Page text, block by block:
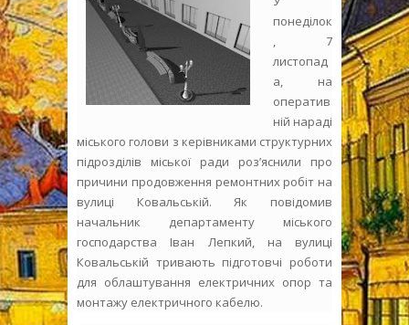
понеділок
, 7
листопад
а, на
оператив
ній нараді
міського голови з керівниками структурних
підрозділів міської ради роз’яснили про
причини продовження ремонтних робіт на
вулиці Ковальській. Як повідомив
начальник департаменту міського
господарства Іван Лепкий, на вулиці
Ковальській тривають підготовчі роботи
для облаштування електричних опор та
монтажу електричного кабелю.